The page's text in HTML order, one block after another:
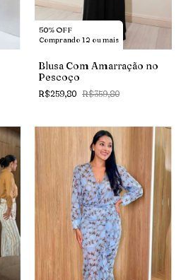
50% OFF
Comprando 12 ou mais
Blusa Com Amarração no
Pescoço
R$259,80 R$359,80